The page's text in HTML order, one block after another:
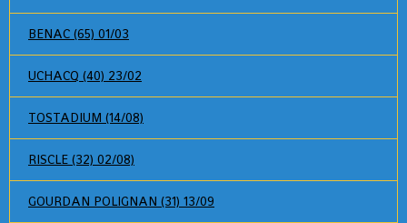
BENAC (65) 01/03
UCHACQ (40) 23/02
TOSTADIUM (14/08)
RISCLE (32) 02/08)
GOURDAN POLIGNAN (31) 13/09